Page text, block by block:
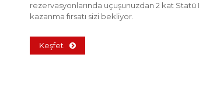
rezervasyonlarında uçuşunuzdan 2 kat Statü
kazanma fırsatı sizi bekliyor.
Keşfet